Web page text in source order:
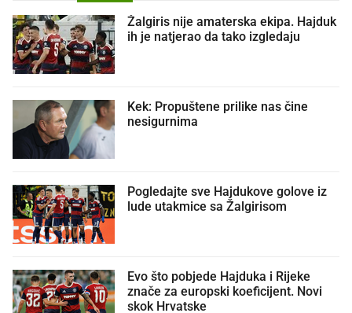
Žalgiris nije amaterska ekipa. Hajduk
ih je natjerao da tako izgledaju
Kek: Propuštene prilike nas čine
nesigurnima
Pogledajte sve Hajdukove golove iz
lude utakmice sa Žalgirisom
Evo što pobjede Hajduka i Rijeke
znače za europski koeficijent. Novi
skok Hrvatske